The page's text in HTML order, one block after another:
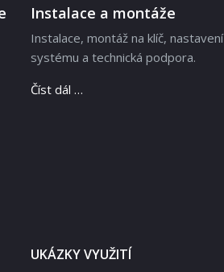
Instalace a montáže
Instalace, montáž na klíč, nastavení
systému a technická podpora.
Číst dál …
UKÁZKY VYUŽITÍ